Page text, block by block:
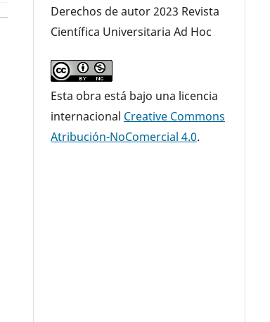
Derechos de autor 2023 Revista
Científica Universitaria Ad Hoc
Esta obra está bajo una licencia
internacional Creative Commons
Atribución-NoComercial 4.0.